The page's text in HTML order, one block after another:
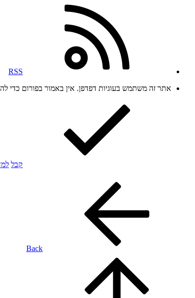
RSS
אתר זה משתמש בעוגיות דפדפן. אין באמור בפורום כדי
קבל
Back